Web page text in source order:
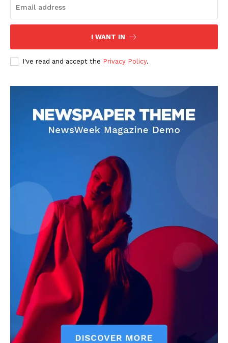
DOWNLOAD NOW
AIN NEWS 1
Contact Us
About Us
Privacy Policy
Terms of Use Agreement
Facebook
X WhatsApp
Share
I WANT IN
I've read and accept the Privacy Policy.